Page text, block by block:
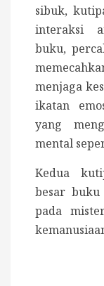
sibuk,
interaksi
buku,
menjaga
ikatan
yang
mental
Kedua
besar
pada